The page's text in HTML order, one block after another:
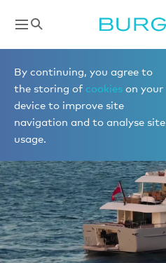
By continuing, you agree to
the storing of cookies on your
device to improve site
navigation and to analyse site
usage.
Yachts à la location